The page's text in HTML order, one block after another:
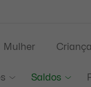
Saldos
Mulher